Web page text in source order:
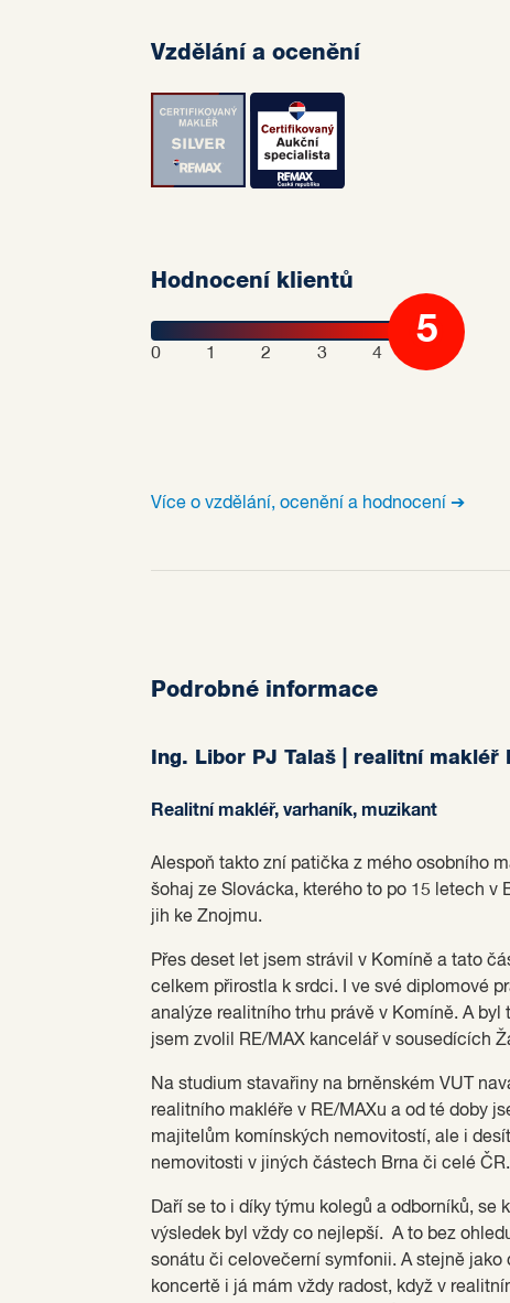
Vzdělání a ocenění
Hodnocení klientů
0 1 2 3 4
5
Více o vzdělání, ocenění a hodnocení ➔
Podrobné informace
Ing. Libor PJ Talaš | realitní makléř
Realitní makléř, varhaník, muzikant
Alespoň takto zní patička z mého osobního
šohaj ze Slovácka, kterého to po 15 letech v
jih ke Znojmu.
Přes deset let jsem strávil v Komíně a tato
celkem přirostla k srdci. I ve své diplomové
analýze realitního trhu právě v Komíně. A byl
jsem zvolil RE/MAX kancelář v sousedících
Na studium stavařiny na brněnském VUT
realitního makléře v RE/MAXu a od té doby
majitelům komínských nemovitostí, ale i
nemovitosti v jiných částech Brna či celé ČR.
Daří se to i díky týmu kolegů a odborníků, se
výsledek byl vždy co nejlepší. A to bez
sonátu či celovečerní symfonii. A stejně jako
koncertě i já mám vždy radost, když v